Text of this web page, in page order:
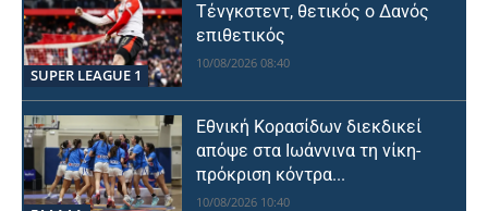
SUPER LEAGUE 1
Τένγκστεντ, θετικός ο Δανός
επιθετικός
10/08/2026 08:40
Εθνική Κορασίδων διεκδικεί
απόψε στα Ιωάννινα τη νίκη-
πρόκριση κόντρα...
10/08/2026 10:40